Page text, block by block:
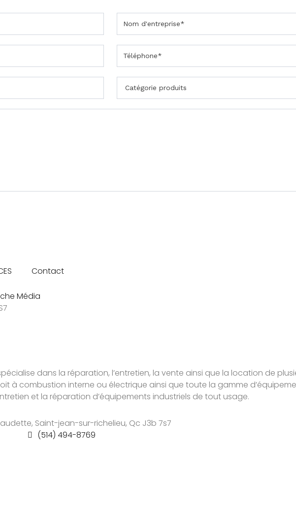
Contact
Média
dans la réparation, l’entretien, la vente ainsi que la location de
à combustion interne ou électrique ainsi que toute la gamme
et la réparation d’équipements industriels de tout usage.
Saint-jean-sur-richelieu, Qc J3b 7s7
(514) 494-8769